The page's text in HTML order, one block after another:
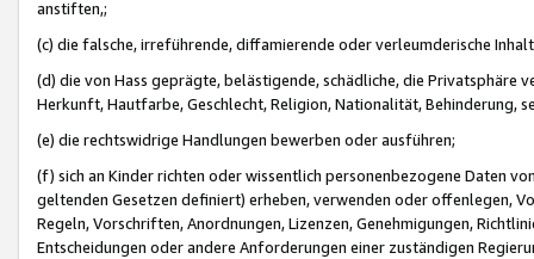
anstiften,;
(c) die falsche, irreführende, diffamierende oder verleumderische
(d) die von Hass geprägte, belästigende, schädliche, die Privatsphäre
Herkunft, Hautfarbe, Geschlecht, Religion, Nationalität, Behinderung,
(e) die rechtswidrige Handlungen bewerben oder ausführen;
(f) sich an Kinder richten oder wissentlich personenbezogene Daten
geltenden Gesetzen definiert) erheben, verwenden oder offenlegen,
Regeln, Vorschriften, Anordnungen, Lizenzen, Genehmigungen,
Entscheidungen oder andere Anforderungen einer zuständigen